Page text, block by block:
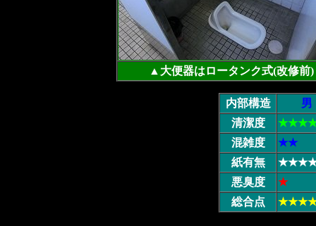
▲大便器はロータンク式(改修前)
内部構造 男
清潔度
混雑度
★★
紙有無
悪臭度
★
総合点